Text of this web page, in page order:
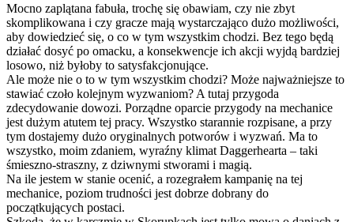
Mocno zaplątana fabuła, trochę się obawiam, czy nie zbyt
skomplikowana i czy gracze mają wystarczająco dużo możliwości,
aby dowiedzieć się, o co w tym wszystkim chodzi. Bez tego będą
działać dosyć po omacku, a konsekwencje ich akcji wyjdą bardziej
losowo, niż byłoby to satysfakcjonujące.
Ale może nie o to w tym wszystkim chodzi? Może najważniejsze to
stawiać czoło kolejnym wyzwaniom? A tutaj przygoda
zdecydowanie dowozi. Porządne oparcie przygody na mechanice
jest dużym atutem tej pracy. Wszystko starannie rozpisane, a przy
tym dostajemy dużo oryginalnych potworów i wyzwań. Ma to
wszystko, moim zdaniem, wyraźny klimat Daggerhearta – taki
śmieszno-straszny, z dziwnymi stworami i magią.
Na ile jestem w stanie ocenić, a rozegrałem kampanię na tej
mechanice, poziom trudności jest dobrze dobrany do
początkujących postaci.